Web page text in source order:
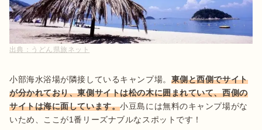
出典： うどん県旅ネット
小部海水浴場が隣接しているキャンプ場。 東側と西側でサイト
が分かれており、東側サイトは松の木に囲まれていて、西側の
サイトは海に面しています。小豆島には無料のキャンプ場がな
いため、ここが1番リーズナブルなスポットです！